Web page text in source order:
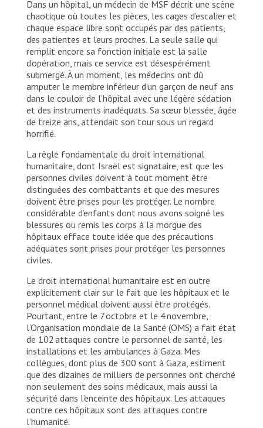
Dans un hôpital, un médecin de MSF décrit une scène
chaotique où toutes les pièces, les cages d’escalier et
chaque espace libre sont occupés par des patients,
des patientes et leurs proches. La seule salle qui
remplit encore sa fonction initiale est la salle
d’opération, mais ce service est désespérément
submergé. À un moment, les médecins ont dû
amputer le membre inférieur d’un garçon de neuf ans
dans le couloir de l’hôpital avec une légère sédation
et des instruments inadéquats. Sa sœur blessée, âgée
de treize ans, attendait son tour sous un regard
horrifié.
La règle fondamentale du droit international
humanitaire, dont Israël est signataire, est que les
personnes civiles doivent à tout moment être
distinguées des combattants et que des mesures
doivent être prises pour les protéger. Le nombre
considérable d’enfants dont nous avons soigné les
blessures ou remis les corps à la morgue des
hôpitaux efface toute idée que des précautions
adéquates sont prises pour protéger les personnes
civiles.
Le droit international humanitaire est en outre
explicitement clair sur le fait que les hôpitaux et le
personnel médical doivent aussi être protégés.
Pourtant, entre le 7 octobre et le 4 novembre,
l’Organisation mondiale de la Santé (OMS) a fait état
de 102 attaques contre le personnel de santé, les
installations et les ambulances à Gaza. Mes
collègues, dont plus de 300 sont à Gaza, estiment
que des dizaines de milliers de personnes ont cherché
non seulement des soins médicaux, mais aussi la
sécurité dans l’enceinte des hôpitaux. Les attaques
contre ces hôpitaux sont des attaques contre
l’humanité.